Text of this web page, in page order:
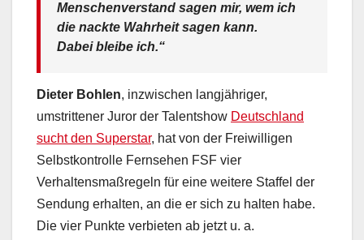
Menschenverstand sagen mir, wem ich
die nackte Wahrheit sagen kann.
Dabei bleibe ich.“
Dieter Bohlen, inzwischen langjähriger,
umstrittener Juror der Talentshow Deutschland
sucht den Superstar, hat von der Freiwilligen
Selbstkontrolle Fernsehen FSF vier
Verhaltensmaßregeln für eine weitere Staffel der
Sendung erhalten, an die er sich zu halten habe.
Die vier Punkte verbieten ab jetzt u. a.